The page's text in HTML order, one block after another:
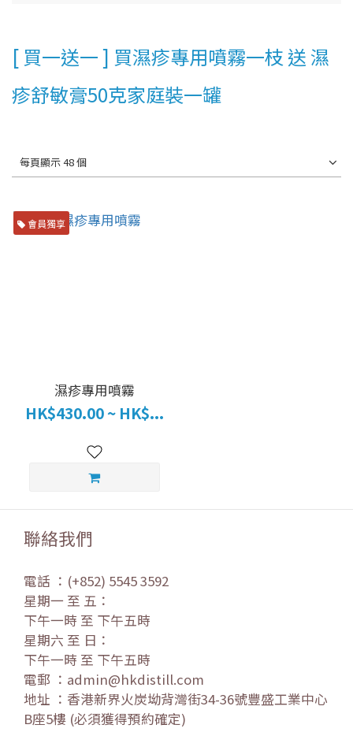
[ 買一送一 ] 買濕疹專用噴霧一枝 送 濕
疹舒敏膏50克家庭裝一罐
每頁顯示 48 個
會員獨享
濕疹專用噴霧
HK$430.00 ~ HK$...
聯絡我們
電話 ：(+852) 5545 3592
星期一 至 五：
下午一時 至 下午五時
星期六 至 日：
下午一時 至 下午五時
電郵 ：admin@hkdistill.com
地址 ：香港新界火炭坳背灣街34-36號豐盛工業中心
B座5樓 (必須獲得預約確定)